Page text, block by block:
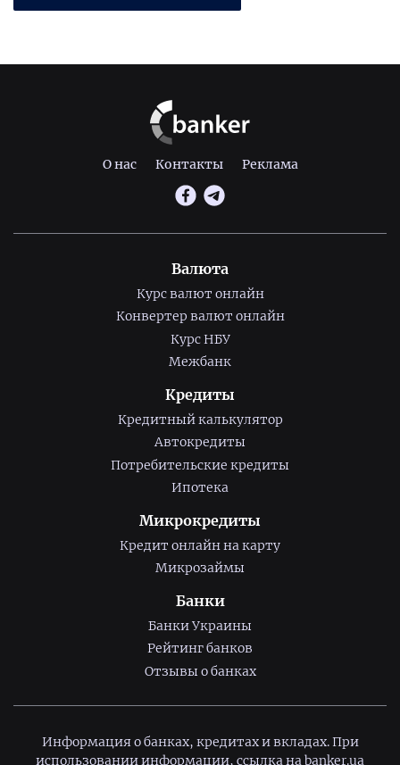
О нас Контакты Реклама
Валюта
Курс валют онлайн
Конвертер валют онлайн
Курс НБУ
Межбанк
Кредиты
Кредитный калькулятор
Автокредиты
Потребительские кредиты
Ипотека
Микрокредиты
Кредит онлайн на карту
Микрозаймы
Банки
Банки Украины
Рейтинг банков
Отзывы о банках
Информация о банках, кредитах и вкладах. При
использовании информации, ссылка наbanker.ua